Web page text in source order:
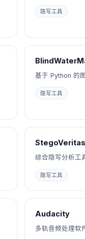
隐写工具
基于 Python 的
隐写工具
StegoVeritas
综合隐写分析工
隐写工具
Audacity
多轨音频处理软